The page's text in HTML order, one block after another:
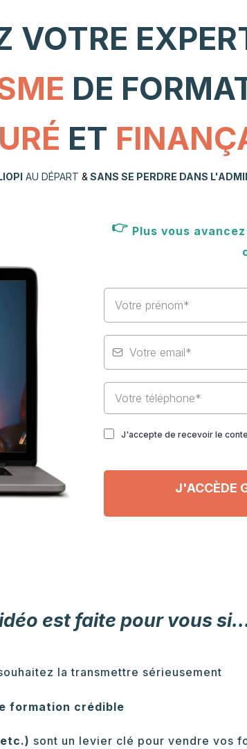
VOTRE
DE
ET
AU DÉPART & SANS SE PERDRE DANS
👉 Plus vous
J'accepte de recevoir le
J'ACCÈDE
est faite pour vous
la transmettre sérieusement
formation crédible
sont un levier clé pour vendre vos